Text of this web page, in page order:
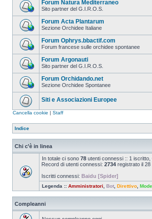
Forum Natura Mediterraneo
Sito partner del G.I.R.O.S.
Forum Acta Plantarum
Sezione Orchidee Italiane
Forum Ophrys.bbactif.com
Forum francese sulle orchidee spontanee
Forum Argonauti
Sito partner del G.I.R.O.S.
Forum Orchidando.net
Sezione Orchidee Spontanee
Siti e Associazioni Europee
Cancella cookie | Staff
Indice
Chi c’è in linea
In totale ci sono 78 utenti connessi :: 1 iscritto,
Record di utenti connessi: 2734 registrato il 28
Iscritti connessi: Baidu [Spider]
Legenda :: Amministratori Bot Direttivo
Compleanni